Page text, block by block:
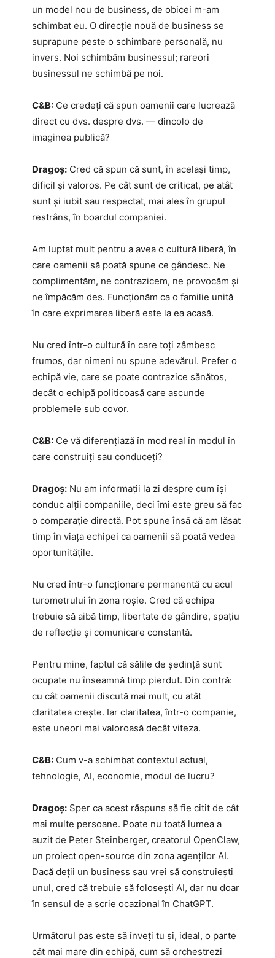
un model nou de business, de obicei m-am
schimbat eu. O direcție nouă de business se
suprapune peste o schimbare personală, nu
invers. Noi schimbăm businessul; rareori
businessul ne schimbă pe noi.
C&B: Ce credeți că spun oamenii care lucrează
direct cu dvs. despre dvs. — dincolo de
imaginea publică?
Dragoș: Cred că spun că sunt, în același timp,
dificil și valoros. Pe cât sunt de criticat, pe atât
sunt și iubit sau respectat, mai ales în grupul
restrâns, în boardul companiei.
Am luptat mult pentru a avea o cultură liberă, în
care oamenii să poată spune ce gândesc. Ne
complimentăm, ne contrazicem, ne provocăm și
ne împăcăm des. Funcționăm ca o familie unită
în care exprimarea liberă este la ea acasă.
Nu cred într-o cultură în care toți zâmbesc
frumos, dar nimeni nu spune adevărul. Prefer o
echipă vie, care se poate contrazice sănătos,
decât o echipă politicoasă care ascunde
problemele sub covor.
C&B: Ce vă diferențiază în mod real în modul în
care construiți sau conduceți?
Dragoș: Nu am informații la zi despre cum își
conduc alții companiile, deci îmi este greu să fac
o comparație directă. Pot spune însă că am lăsat
timp în viața echipei ca oamenii să poată vedea
oportunitățile.
Nu cred într-o funcționare permanentă cu acul
turometrului în zona roșie. Cred că echipa
trebuie să aibă timp, libertate de gândire, spațiu
de reflecție și comunicare constantă.
Pentru mine, faptul că sălile de ședință sunt
ocupate nu înseamnă timp pierdut. Din contră:
cu cât oamenii discută mai mult, cu atât
claritatea crește. Iar claritatea, într-o companie,
este uneori mai valoroasă decât viteza.
C&B: Cum v-a schimbat contextul actual,
tehnologie, AI, economie, modul de lucru?
Dragoș: Sper ca acest răspuns să fie citit de cât
mai multe persoane. Poate nu toată lumea a
auzit de Peter Steinberger, creatorul OpenClaw,
un proiect open-source din zona agenților AI.
Dacă deții un business sau vrei să construiești
unul, cred că trebuie să folosești AI, dar nu doar
în sensul de a scrie ocazional în ChatGPT.
Următorul pas este să înveți tu și, ideal, o parte
cât mai mare din echipă, cum să orchestrezi